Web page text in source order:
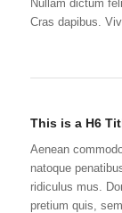
Nullam dictum
Cras dapibus.
This is a H6
Aenean
natoque
ridiculus mus.
pretium quis,